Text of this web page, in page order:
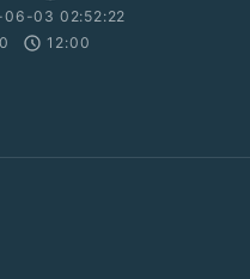
06-03 02:52:22
12:00